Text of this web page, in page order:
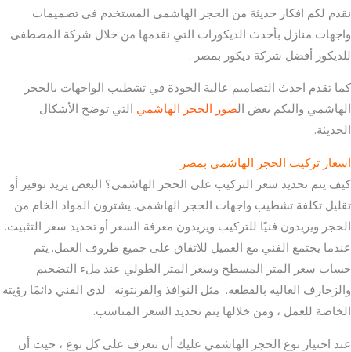
نقدم لكم افكار حديثة من الحجر الهاشمي المستخدم في تصميمات
واجهات منازل بأحدث الديكورات التي نقدمها من خلال شركة المصطفى
للديكور أفضل شركة ديكور بمصر .
كما تقدم احدث التصاميم عالية الجودة في تشطيب الواجهات بالحجر
الهاشمي واليكم بعض الصور الحجر الهاشمي التي توضح الأشكال
الحديثة.
اسعار تركيب الحجر الهاشمى بمصر
كيف يتم تحديد سعر التركيب على الحجر الهاشمي؟ البعض يريد توفير أو
تقليل تكلفة تشطيب واجهات الحجر الهاشمي. يشترون المواد الخام من
الحجر ويريدون فنيًا للتركيب ويريدون معرفة السعر أو تحديد سعر التثبيت.
عندما يجتمع الفني مع العميل للاتفاق على جميع ظروف العمل. يتم
حساب سعر المتر المسطح وسعر المتر الطولي عند ملء التضخيم
والزخارف العالية بالقطعة. مثل النوافذ والفرنتونة . لدى الفني دائمًا رؤيته
الخاصة للعمل ، ومن خلالها يتم تحديد السعر المناسب.
عند اختيار نوع الحجر الهاشمي عليك أن تتعرف على كل نوع ، حيث أن